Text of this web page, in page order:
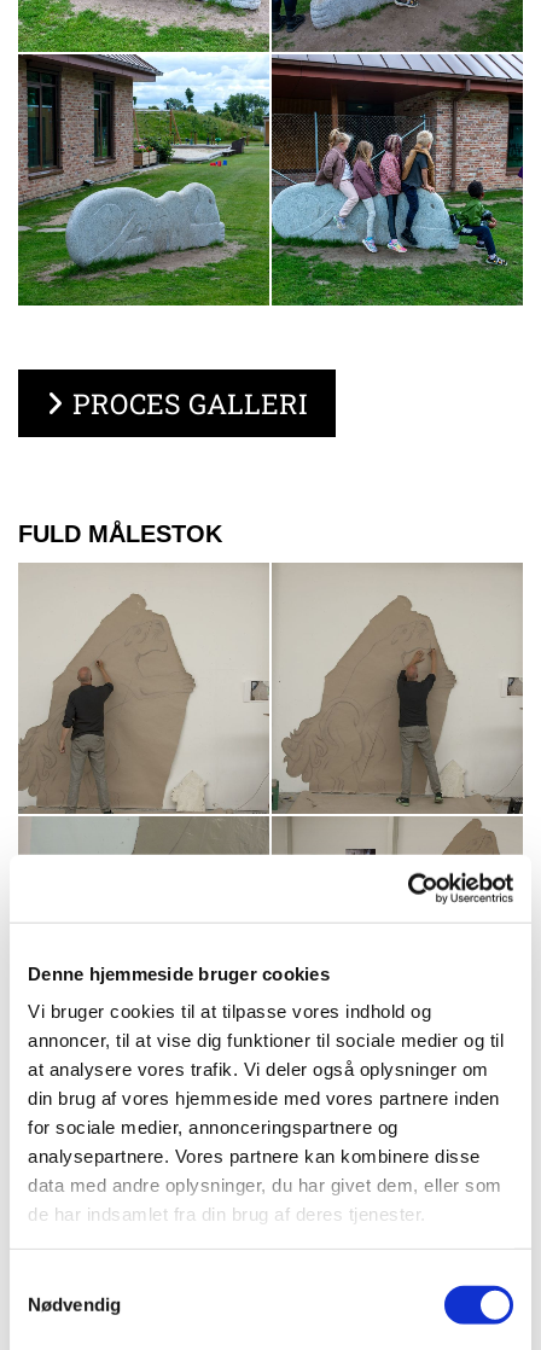
Denne hjemmeside bruger cookies
Vi bruger cookies til at tilpasse vores indhold og
annoncer, til at vise dig funktioner til sociale medier og til
at analysere vores trafik. Vi deler også oplysninger om
din brug af vores hjemmeside med vores partnere inden
for sociale medier, annonceringspartnere og
analysepartnere. Vores partnere kan kombinere disse
data med andre oplysninger, du har givet dem, eller som
de har indsamlet fra din brug af deres tjenester.
Nødvendig
PROCES GALLERI
FULD MÅLESTOK